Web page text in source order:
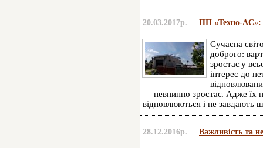
20.03.2017р. ПП «Техно-AC»:
Сучасна
доброго:
зростає у
інтерес до
— невпинно зростає. Адже їх
відновлюються і не
28.12.2016р. Важливість та